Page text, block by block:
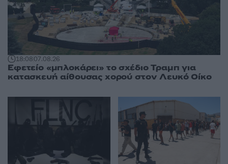
18:0807.08.26
Εφετείο «μπλοκάρει» το σχέδιο Τραμπ για
κατασκευή αίθουσας χορού στον Λευκό Οίκο